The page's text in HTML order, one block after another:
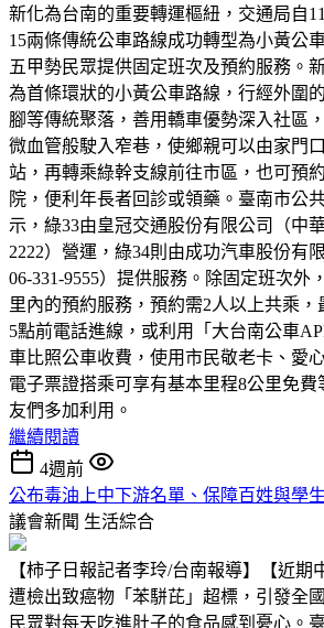
新化為台南的重要轉運樞紐，交通局自
15兩條傳統公車路線成功轉型為小黃公
五甲勢民眾提供固定班次及預約服務。
為首條環狀的小黃公車路線，行經外圍
腳等傳統聚落，善用轎車優勢深入社區
微血管般駛入窄巷，使鄉親可以由家門
站，再轉乘綠幹支線前往市區，也可預
院，便利年長者回診或領藥。臺南市公
示，綠33由皇冠交通股份有限公司（中
2222）營運，綠34則由成功汽車股份有
06-331-9555）提供服務。除固定班次外
里內的預約服務，預約需2人以上共乘
5點前電話進線，或利用「大台南公車
車比照公車收費，使用市民敬老卡、愛
電子票證搭乘可享有基本里程8公里免費
友們多加利用。
繼續閱讀
4週前
公布毒油上中下游名單、保障百姓與學
議會新聞 生活綜合
【柿子日報記者李玲/台南報導】【近期
遭檢出致癌物「苯駢芘」超標，引發全
民眾對每天吃進肚子的食品感到憂心。